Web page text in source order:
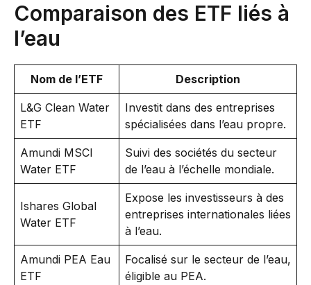
Comparaison des ETF liés à
l’eau
Nom de l’ETF Description
L&G Clean Water
ETF
Investit dans des entreprises
spécialisées dans l’eau propre.
Amundi MSCI
Water ETF
Suivi des sociétés du secteur
de l’eau à l’échelle mondiale.
Ishares Global
Water ETF
Expose les investisseurs à des
entreprises internationales liées
à l’eau.
Amundi PEA Eau
ETF
Focalisé sur le secteur de l’eau,
éligible au PEA.